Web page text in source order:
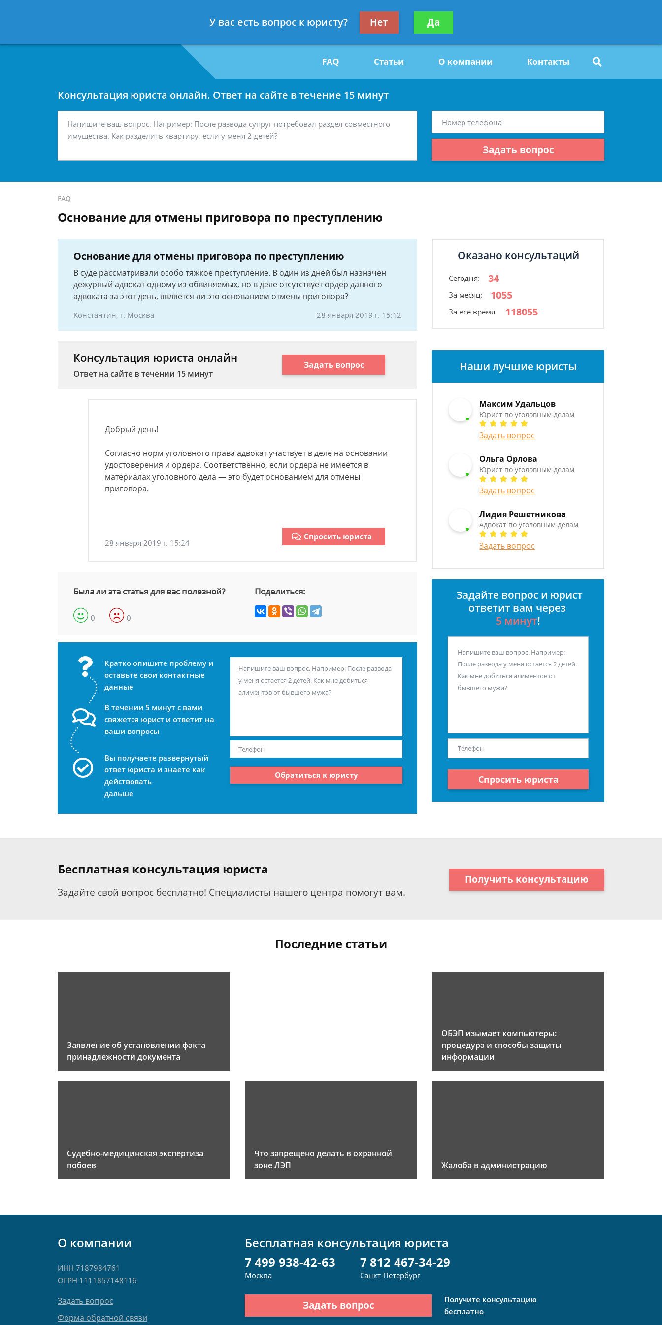
7 812 467-34-29
Получите консультацию
бесплатно
FAQ Статьи О компании Контакты
Консультация юриста онлайн. Ответ на сайте в течение 15 минут
Задать вопрос
FAQ
Основание для отмены приговора по преступлению
Основание для отмены приговора по преступлению
В суде рассматривали особо тяжкое преступление. В один из дней был назначен
дежурный адвокат одному из обвиняемых, но в деле отсутствует ордер данного
адвоката за этот день, является ли это основанием отмены приговора?
Константин, г. Москва 28 января 2019 г. 15:12
Консультация юриста онлайн
Ответ на сайте в течении 15 минут
Задать вопрос
Добрый день!
Согласно норм уголовного права адвокат участвует в деле на основании
удостоверения и ордера. Соответственно, если ордера не имеется в
материалах уголовного дела — это будет основанием для отмены
приговора.
28 января 2019 г. 15:24
Спросить юриста
Была ли эта статья для вас полезной?
0 0
Поделиться:
Кратко опишите проблему и
оставьте свои контактные
данные
В течении 5 минут с вами
свяжется юрист и ответит на
ваши вопросы
Вы получаете развернутый
ответ юриста и знаете как
действовать
дальше
Обратиться к юристу
Оказано консультаций
Сегодня: 34
За месяц: 1055
За все время: 118055
Наши лучшие юристы
Максим Удальцов
Юрист по уголовным делам
Задать вопрос
Ольга Орлова
Юрист по уголовным делам
Задать вопрос
Лидия Решетникова
Адвокат по уголовным делам
Задать вопрос
Задайте вопрос и юрист
ответит вам через
5 минут!
Спросить юриста
Бесплатная консультация юриста
Задайте свой вопрос бесплатно! Специалисты нашего центра помогут вам.
Получить консультацию
Последние статьи
Заявление об установлении факта
принадлежности документа
ОБЭП изымает компьютеры:
процедура и способы защиты
информации
Судебно-медицинская экспертиза
побоев
Что запрещено делать в охранной
зоне ЛЭП
Жалоба в администрацию
О компании
ИНН 7187984761
ОГРН 1111857148116
Задать вопрос
Форма обратной связи
Бесплатная консультация юриста
7 499 938-42-63
Москва
7 812 467-34-29
Санкт-Петербург
Задать вопрос
Получите консультацию
бесплатно
У вас есть вопрос к юристу? Нет Да